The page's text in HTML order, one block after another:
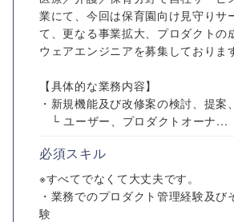
業にて、今回は保育園向け見守りサ
て、更なる事業拡大、プロダクトの
ウェアエンジニアを募集しておりま
【具体的な業務内容】
・新規機能及び改修案の検討、提案
└ ユーザー、プロダクトオーナ...
必須スキル
※すべてでなくて大丈夫です。
・業務でのプロダクト管理経験及び
験